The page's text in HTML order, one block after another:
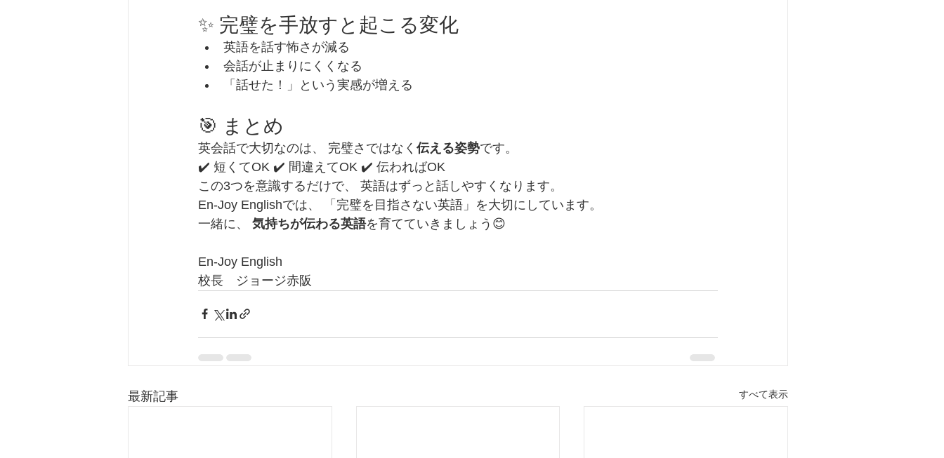
✨ 完璧を手放すと起こる変化
英語を話す怖さが減る
会話が止まりにくくなる
「話せた！」という実感が増える
🎯 まとめ
英会話で大切なのは、 完璧さではなく 伝える姿勢です。
✔️ 短くてOK ✔️ 間違えてOK ✔️ 伝わればOK
この3つを意識するだけで、 英語はずっと話しやすくなります。
En-Joy Englishでは、 「完璧を目指さない英語」を大切にしています。
一緒に、 気持ちが伝わる英語を育てていきましょう😊
En-Joy English
校長　ジョージ赤阪
最新記事 すべて表示